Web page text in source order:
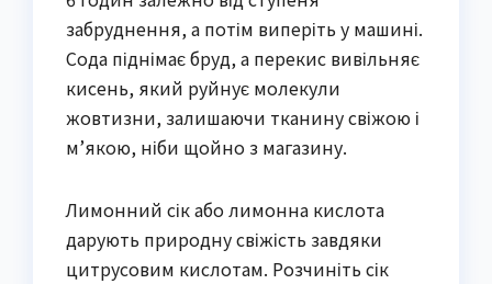
забруднення, а потім виперіть у машині.
Сода піднімає бруд, а перекис вивільняє
кисень, який руйнує молекули
жовтизни, залишаючи тканину свіжою і
м’якою, ніби щойно з магазину.
Лимонний сік або лимонна кислота
дарують природну свіжість завдяки
цитрусовим кислотам. Розчиніть сік